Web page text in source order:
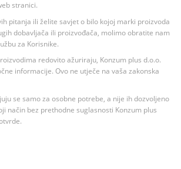
stranici.
pitanja ili želite savjet o bilo kojoj marki proizvoda
dobavljača ili proizvođača, molimo obratite nam
za Korisnike.
redovito ažuriraju, Konzum plus d.o.o.
informacije. Ovo ne utječe na vaša zakonska
se samo za osobne potrebe, a nije ih dozvoljeno
način bez prethodne suglasnosti Konzum plus